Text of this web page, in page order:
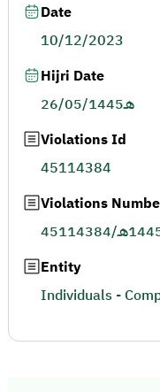
Date
10/12/2023
Hijri Date
26/05/1445هـ
Violations Id
45114384
Violations
Entity
Individuals -